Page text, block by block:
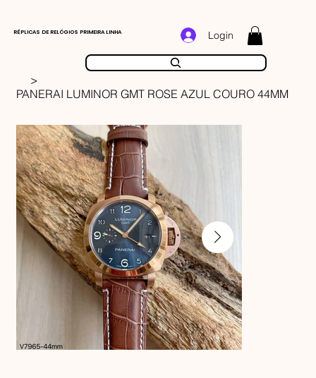
RÉPLICAS DE RELÓGIOS PRIMEIRA LINHA Login
>
PANERAI LUMINOR GMT ROSE AZUL COURO 44MM